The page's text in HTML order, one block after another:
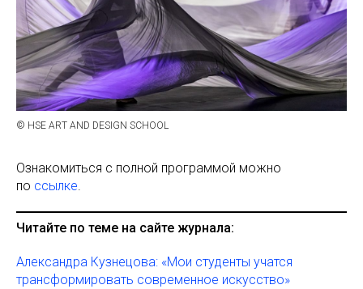
© HSE ART AND DESIGN SCHOOL
Ознакомиться с полной программой можно
по ссылке.
Читайте по теме на сайте журнала:
Александра Кузнецова: «Мои студенты учатся
трансформировать современное искусство»